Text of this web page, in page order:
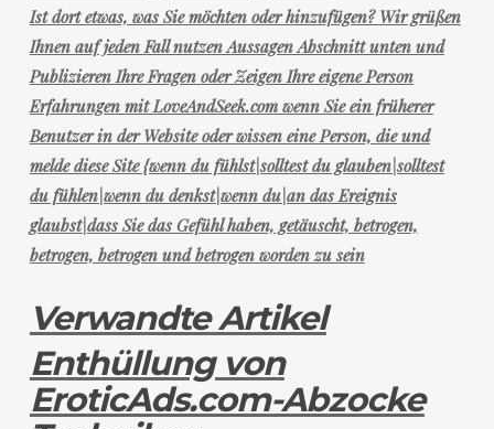
Ist dort etwas, was Sie möchten oder hinzufügen? Wir grüßen
Ihnen auf jeden Fall nutzen Aussagen Abschnitt unten und
Publizieren Ihre Fragen oder Zeigen Ihre eigene Person
Erfahrungen mit LoveAndSeek.com wenn Sie ein früherer
Benutzer in der Website oder wissen eine Person, die und
melde diese Site {wenn du fühlst|solltest du glauben|solltest
du fühlen|wenn du denkst|wenn du|an das Ereignis
glaubst|dass Sie das Gefühl haben, getäuscht, betrogen,
betrogen, betrogen und betrogen worden zu sein
Verwandte Artikel
Enthüllung von
EroticAds.com-Abzocke